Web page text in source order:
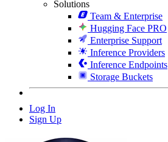
Solutions
Team & Enterprise
Hugging Face PRO
Enterprise Support
Inference Providers
Inference Endpoints
Storage Buckets
Log In
Sign Up